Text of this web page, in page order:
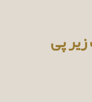
پی